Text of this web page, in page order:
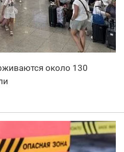
около 130